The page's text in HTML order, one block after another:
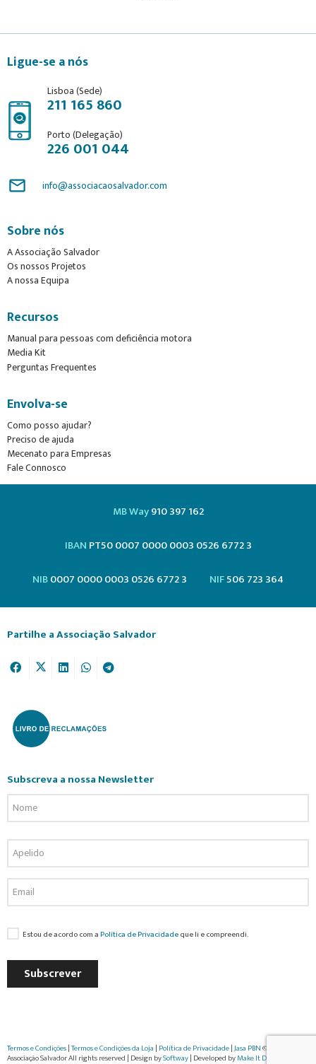
Ligue-se a nós
Lisboa (Sede)
211 165 860
Porto (Delegação)
226 001 044
mail_outline info@associacaosalvador.com
Sobre nós
A Associação Salvador
Os nossos Projetos
A nossa Equipa
Recursos
Manual para pessoas com deficiência motora
Media Kit
Perguntas Frequentes
Envolva-se
Como posso ajudar?
Preciso de ajuda
Mecenato para Empresas
Fale Connosco
MB Way910 397 162
IBAN PT50 0007 0000 0003 0526 6772 3
NIB0007 0000 0003 0526 6772 3 NIF506 723 364
Partilhe a Associação Salvador
Subscreva a nossa Newsletter
Estou de acordo com aPolítica de Privacidadeque li e compreendi.
Subscrever
Termos e Condições|Termos e Condições da Loja | Política de Privacidade|Jasa PBN© 2022
Associação Salvador All rights reserved | Design bySoftway| Developed byMake It Digital